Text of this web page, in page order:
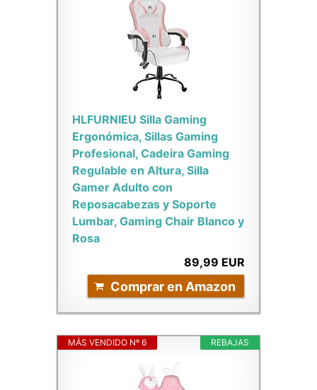
HLFURNIEU Silla Gaming
Ergonómica, Sillas Gaming
Profesional, Cadeira Gaming
Regulable en Altura, Silla
Gamer Adulto con
Reposacabezas y Soporte
Lumbar, Gaming Chair Blanco y
Rosa
89,99 EUR
Comprar en Amazon
REBAJAS
MÁS VENDIDO Nº 6